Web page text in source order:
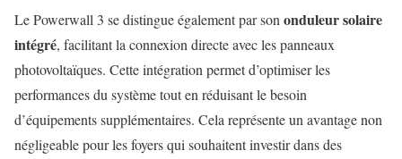
Le Powerwall 3 se distingue également par son onduleur solaire
intégré, facilitant la connexion directe avec les panneaux
photovoltaïques. Cette intégration permet d’optimiser les
performances du système tout en réduisant le besoin
d’équipements supplémentaires. Cela représente un avantage non
négligeable pour les foyers qui souhaitent investir dans des